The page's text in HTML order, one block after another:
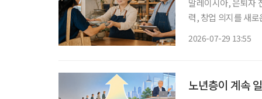
말레이시아, 은퇴자 전용
력, 창업 의지를 새
2026-07-29 13:55
노년층이 계속